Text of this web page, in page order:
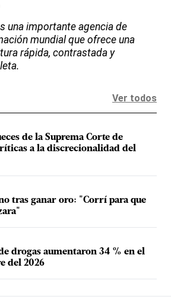
una importante agencia de
mundial que ofrece una
rápida, contrastada y
Ver todos
de la Suprema Corte de
a la discrecionalidad del
tras ganar oro: "Corrí para que
drogas aumentaron 34 % en el
del 2026